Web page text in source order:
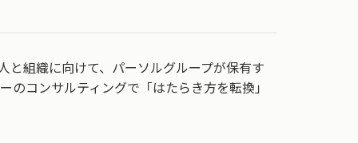
組織に向けて、パーソルグループが保有す
コンサルティングで「はたらき方を転換」